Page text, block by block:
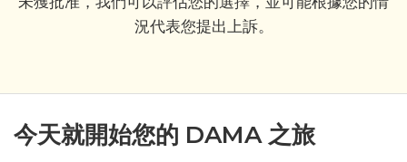
況代表您提出上訴。
今天就開始您的 DAMA 之旅